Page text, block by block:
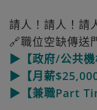
請人！請人！請
🔗職位空缺傳送
▶【政府/公共機
▶【月薪
▶【兼職Part